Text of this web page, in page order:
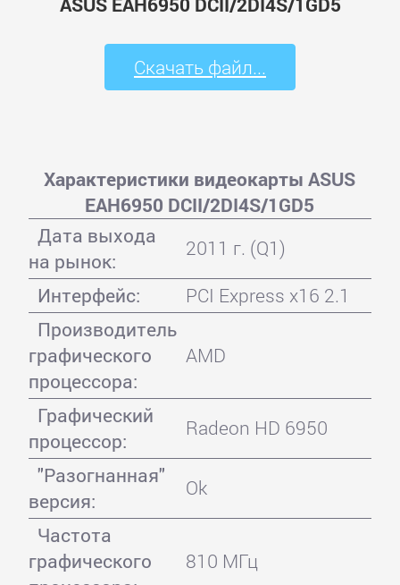
Скачать файл...
Характеристики видеокарты ASUS
EAH6950 DCII/2DI4S/1GD5
Дата выхода
на рынок:
2011 г. (Q1)
Интерфейс:
PCI Express x16 2.1
Производитель
графического
процессора:
AMD
Графический
процессор:
Radeon HD 6950
"Разогнанная"
версия:
Ok
Частота
графического
810 МГц